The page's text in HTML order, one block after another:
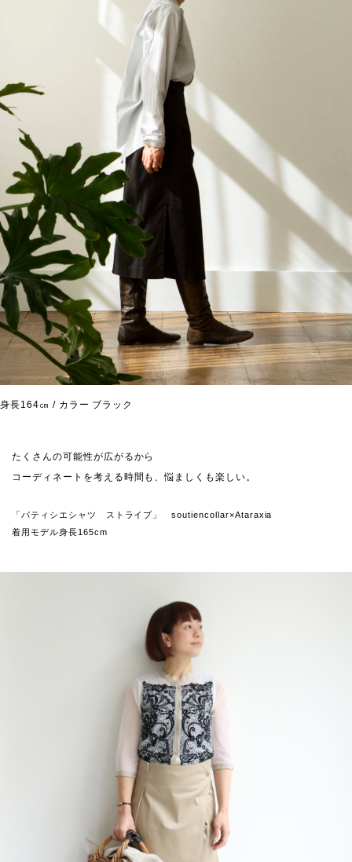
身長164㎝ / カラー ブラック
たくさんの可能性が広がるから
コーディネートを考える時間も、悩ましくも楽しい。
「パティシエシャツ ストライプ」 soutiencollar×Ataraxia
着用モデル身長165cm